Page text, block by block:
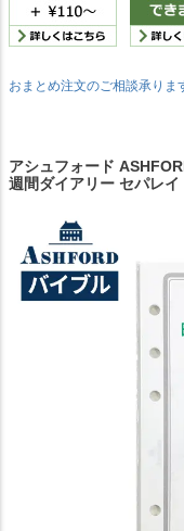
おまとめ注文のご相談承りま
アシュフォード
週間ダイアリー セパレ